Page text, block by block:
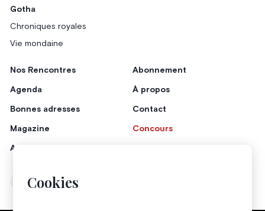
Cookies
Gotha
Chroniques royales
Vie mondaine
Nos Rencontres
Agenda
Bonnes adresses
Magazine
Annonceurs
Abonnement
À propos
Contact
Concours
Instagram